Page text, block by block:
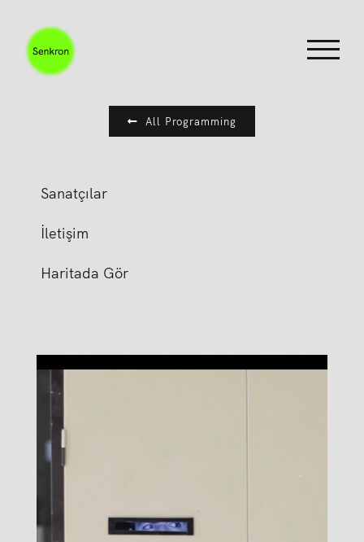
content
All Programming
Sanatçılar
İletişim
Haritada Gör